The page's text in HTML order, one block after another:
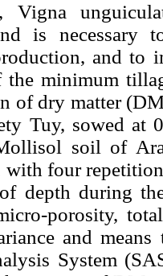
Vigna
is necessary
and to
the minimum
of dry matter
Tuy, sowed at
soil of
four
depth during
porosity,
and
System